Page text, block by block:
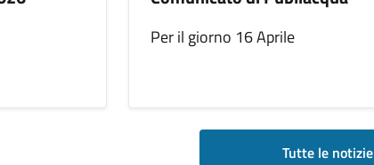
Per il giorno 16 Aprile
Tutte le notizie